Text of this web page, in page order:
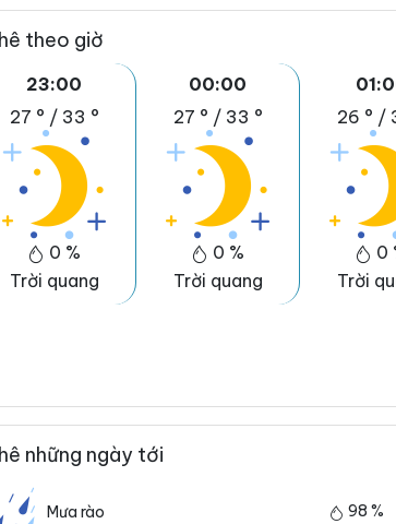
theo giờ
23:00
27 ° / 33 °
0 %
Trời quang
00:00
27 ° / 33 °
0 %
Trời quang
26 ° /
0
Trời
những ngày tới
Mưa rào 98 %